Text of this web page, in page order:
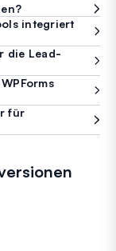
integriert
die Lead-
für